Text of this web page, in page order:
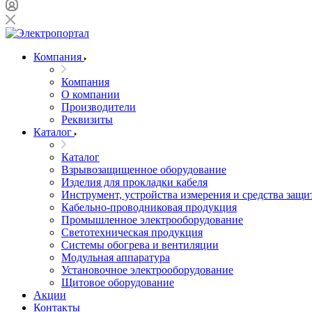
Компания
Компания
О компании
Производители
Реквизиты
Каталог
Каталог
Взрывозащищенное оборудование
Изделия для прокладки кабеля
Инструмент, устройства измерения и средства
Кабельно-проводниковая продукция
Промышленное электрооборудование
Светотехническая продукция
Системы обогрева и вентиляции
Модульная аппаратура
Установочное электрооборудование
Щитовое оборудование
Акции
Контакты